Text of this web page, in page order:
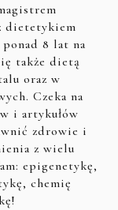
dietetykiem
8 lat na
także dietą
oraz w
Czeka na
i artykułów
zdrowie i
z wielu
epigenetykę,
chemię